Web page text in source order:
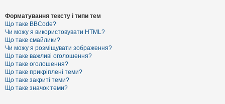
П
о
ш
у
к
Д
о
п
Форматування тексту і типи тем
Що таке BBCode?
Чи можу я використовувати HTML?
Що таке смайлики?
Чи можу я розміщувати зображення?
Що таке важливі оголошення?
Що таке оголошення?
Що таке прикріплені теми?
Що таке закриті теми?
Що таке значок теми?